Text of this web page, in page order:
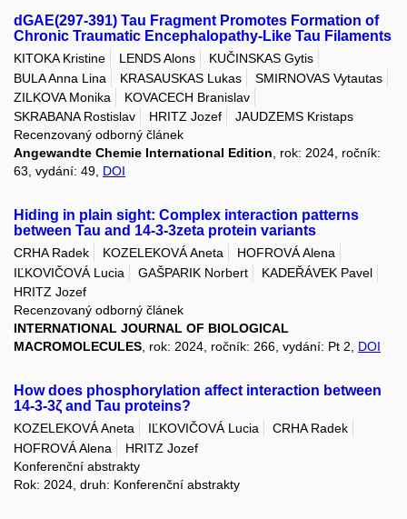
dGAE(297-391) Tau Fragment Promotes Formation of
Chronic Traumatic Encephalopathy-Like Tau Filaments
KITOKA Kristine LENDS Alons
KUČINSKAS Gytis
BULA Anna Lina
KRASAUSKAS Lukas
SMIRNOVAS Vytautas
ZILKOVA Monika
KOVACECH Branislav
SKRABANA Rostislav
HRITZ Jozef
JAUDZEMS Kristaps
Recenzovaný odborný článek
Angewandte Chemie International Edition , rok: 2024, ročník:
63, vydání: 49, DOI
Hiding in plain sight: Complex interaction patterns
between Tau and 14-3-3zeta protein variants
CRHA Radek KOZELEKOVÁ Aneta
HOFROVÁ Alena
IĽKOVIČOVÁ Lucia
GAŠPARIK Norbert
KADEŘÁVEK Pavel
HRITZ Jozef
Recenzovaný odborný článek
INTERNATIONAL JOURNAL OF BIOLOGICAL
MACROMOLECULES , rok: 2024, ročník: 266, vydání: Pt 2, DOI
How does phosphorylation affect interaction between
14-3-3ζ and Tau proteins?
KOZELEKOVÁ Aneta IĽKOVIČOVÁ Lucia
CRHA Radek
HOFROVÁ Alena
HRITZ Jozef
Konferenční abstrakty
Rok: 2024, druh: Konferenční abstrakty